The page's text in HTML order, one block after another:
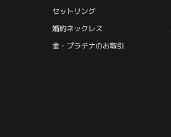
セットリング
婚約ネックレス
金・プラチナのお取引